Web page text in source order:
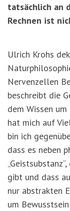
tatsächlich an
Rechnen ist
Ulrich Krohs
Nervenzellen
beschreibt die
dem Wissen
hat mich auf
bin ich
dass es neben
gibt und dass
nur abstrakten
um